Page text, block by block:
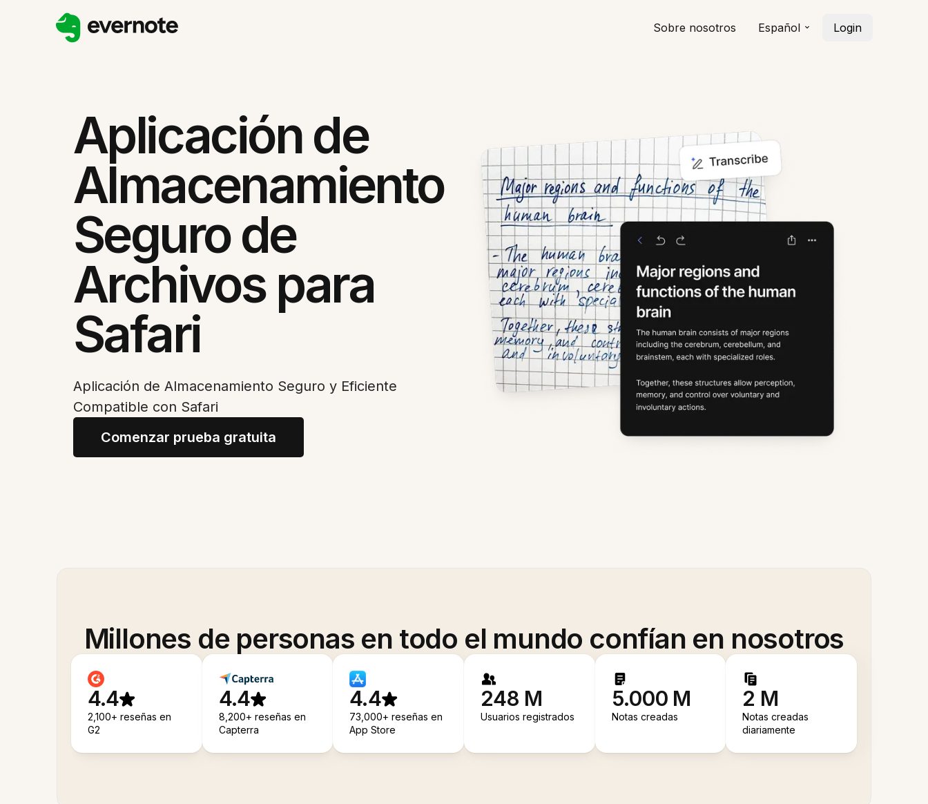
Sobre nosotros Español Login
Aplicación de
Almacenamiento
Seguro de
Archivos para
Safari
Aplicación de Almacenamiento Seguro y Eficiente
Compatible con Safari
Comenzar prueba gratuita
Millones de personas en todo el mundo confían en nosotros
4.4
2,100+ reseñas en
G2
4.4
8,200+ reseñas en
Capterra
4.4
73,000+ reseñas en
App Store
248 M
Usuarios registrados
5.000 M
Notas creadas
2 M
Notas creadas
diariamente